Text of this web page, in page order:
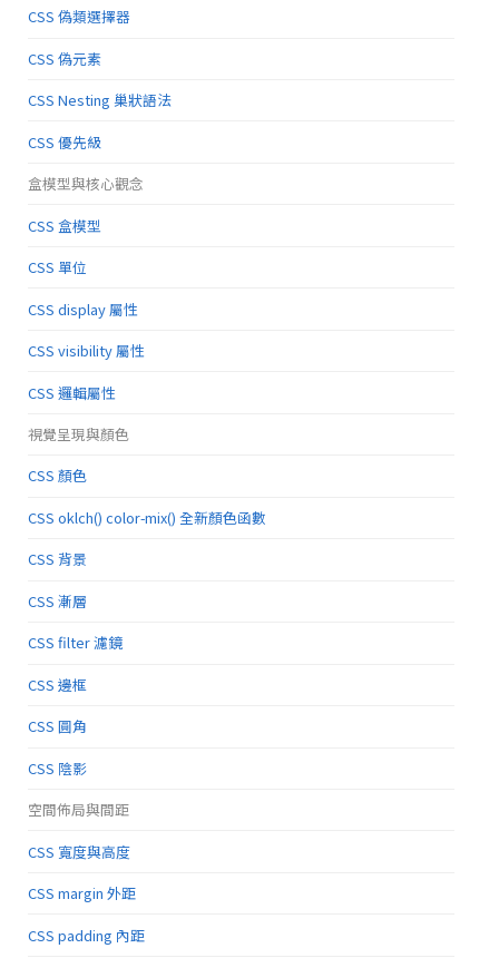
CSS 偽類選擇器
CSS 偽元素
CSS Nesting 巢狀語法
CSS 優先級
盒模型與核心觀念
CSS 盒模型
CSS 單位
CSS display 屬性
CSS visibility 屬性
CSS 邏輯屬性
視覺呈現與顏色
CSS 顏色
CSS oklch() color-mix() 全新顏色函數
CSS 背景
CSS 漸層
CSS filter 濾鏡
CSS 邊框
CSS 圓角
CSS 陰影
空間佈局與間距
CSS 寬度與高度
CSS margin 外距
CSS padding 內距